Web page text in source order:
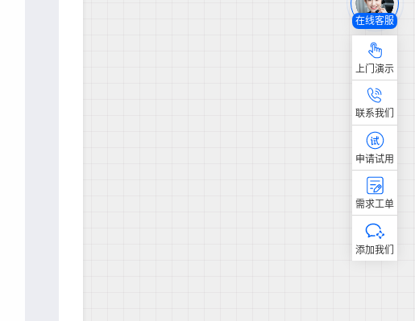
在线客服
上门演示
联系我们
申请试用
需求工单
添加我们